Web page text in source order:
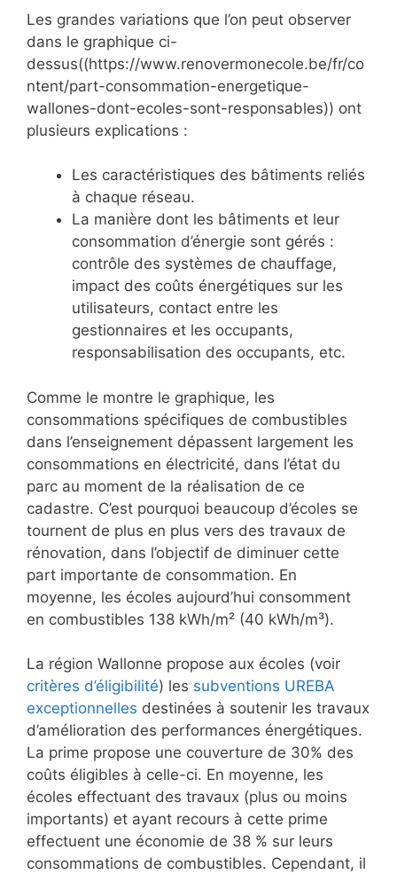
Les grandes variations que l’on peut observer
dans le graphique ci-
dessus((https://www.renovermonecole.be/fr/co
ntent/part-consommation-energetique-
wallones-dont-ecoles-sont-responsables)) ont
plusieurs explications :
Les caractéristiques des bâtiments reliés
à chaque réseau.
La manière dont les bâtiments et leur
consommation d’énergie sont gérés :
contrôle des systèmes de chauffage,
impact des coûts énergétiques sur les
utilisateurs, contact entre les
gestionnaires et les occupants,
responsabilisation des occupants, etc.
Comme le montre le graphique, les
consommations spécifiques de combustibles
dans l’enseignement dépassent largement les
consommations en électricité, dans l’état du
parc au moment de la réalisation de ce
cadastre. C’est pourquoi beaucoup d’écoles se
tournent de plus en plus vers des travaux de
rénovation, dans l’objectif de diminuer cette
part importante de consommation. En
moyenne, les écoles aujourd’hui consomment
en combustibles 138 kWh/m² (40 kWh/m³).
La région Wallonne propose aux écoles (voir
critères d’éligibilité) les subventions UREBA
exceptionnelles destinées à soutenir les travaux
d’amélioration des performances énergétiques.
La prime propose une couverture de 30% des
coûts éligibles à celle-ci. En moyenne, les
écoles effectuant des travaux (plus ou moins
importants) et ayant recours à cette prime
effectuent une économie de 38 % sur leurs
consommations de combustibles. Cependant, il